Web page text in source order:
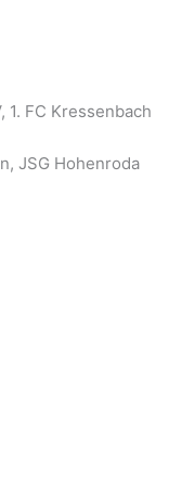
1. FC Kressenbach
JSG Hohenroda